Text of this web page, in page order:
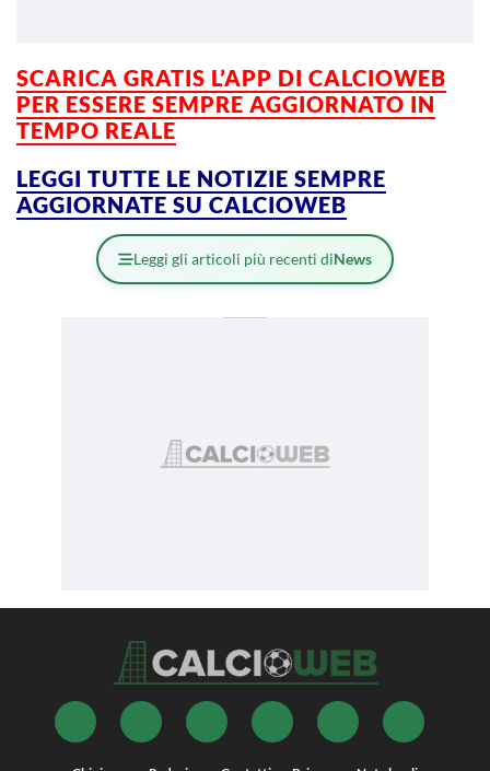
SCARICA GRATIS L’APP DI CALCIOWEB
PER ESSERE SEMPRE AGGIORNATO IN
TEMPO REALE
LEGGI TUTTE LE NOTIZIE SEMPRE
AGGIORNATE SU CALCIOWEB
Leggi gli articoli più recenti diNews